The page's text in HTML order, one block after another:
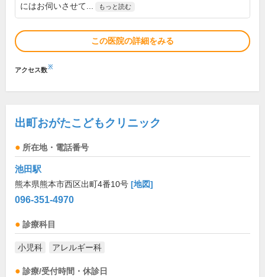
にはお伺いさせて...
もっと読む
この医院の詳細をみる
アクセス数※
出町おがたこどもクリニック
所在地・電話番号
池田駅
熊本県熊本市西区出町4番10号 [地図]
096-351-4970
診療科目
小児科 アレルギー科
診療/受付時間・休診日